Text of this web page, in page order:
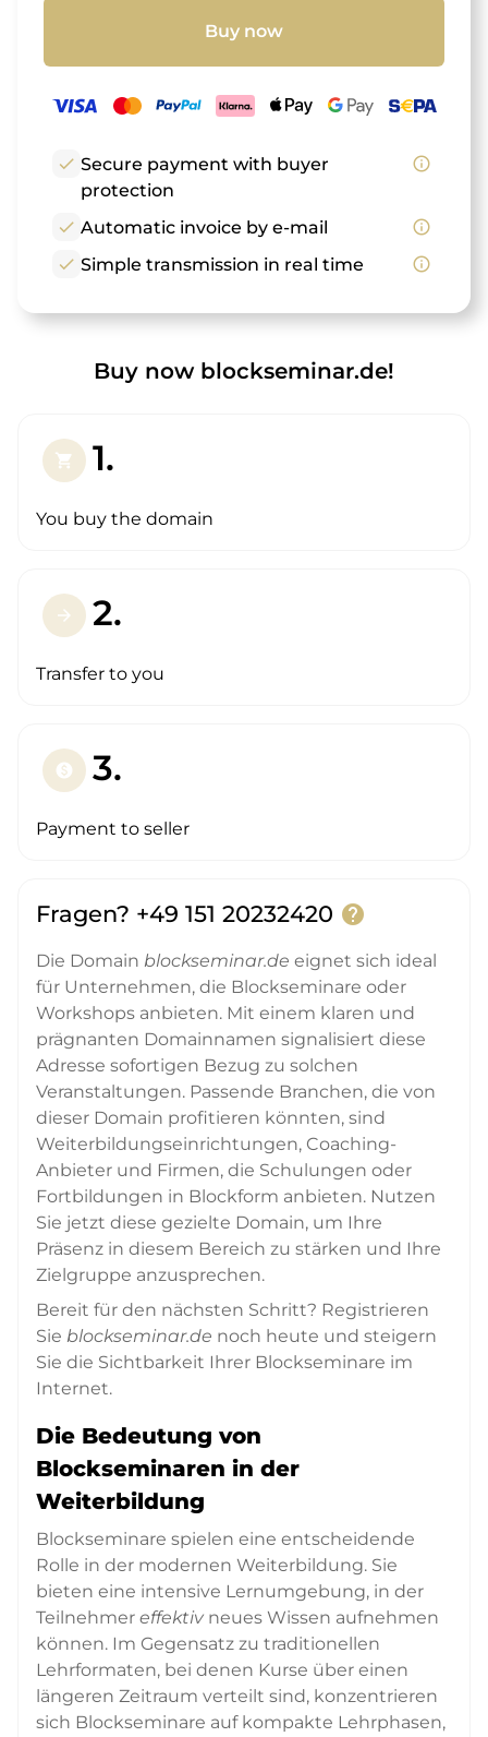
Buy now
check Secure payment with buyer
protection
info_outline
check Automatic invoice by e-mail
info_outline
check Simple transmission in real time info_outline
Buy now blockseminar.de!
shopping_cart 1.
You buy the domain
arrow_forward 2.
Transfer to you
paid 3.
Payment to seller
Fragen? +49 151 20232420 help
Die Domain blockseminar.de eignet sich ideal
für Unternehmen, die Blockseminare oder
Workshops anbieten. Mit einem klaren und
prägnanten Domainnamen signalisiert diese
Adresse sofortigen Bezug zu solchen
Veranstaltungen. Passende Branchen, die von
dieser Domain profitieren könnten, sind
Weiterbildungseinrichtungen, Coaching-
Anbieter und Firmen, die Schulungen oder
Fortbildungen in Blockform anbieten. Nutzen
Sie jetzt diese gezielte Domain, um Ihre
Präsenz in diesem Bereich zu stärken und Ihre
Zielgruppe anzusprechen.
Bereit für den nächsten Schritt? Registrieren
Sie blockseminar.de noch heute und steigern
Sie die Sichtbarkeit Ihrer Blockseminare im
Internet.
Die Bedeutung von
Blockseminaren in der
Weiterbildung
Blockseminare spielen eine entscheidende
Rolle in der modernen Weiterbildung. Sie
bieten eine intensive Lernumgebung, in der
Teilnehmer effektiv neues Wissen aufnehmen
können. Im Gegensatz zu traditionellen
Lehrformaten, bei denen Kurse über einen
längeren Zeitraum verteilt sind, konzentrieren
sich Blockseminare auf kompakte Lehrphasen,